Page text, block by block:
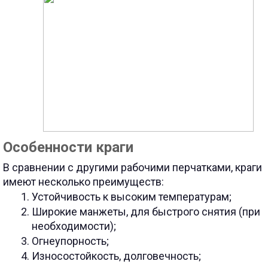
Особенности краги
В сравнении с другими рабочими перчатками, краги
имеют несколько преимуществ:
Устойчивость к высоким температурам;
Широкие манжеты, для быстрого снятия (при
необходимости);
Огнеупорность;
Износостойкость, долговечность;